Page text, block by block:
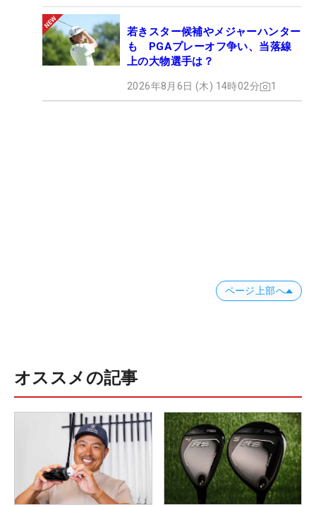
若きスター候補やメジャーハンター
も PGAプレーオフ争い、当落線
上の大物選手は？
2026年8月6日 (木) 14時02分 1
ページ上部へ
オススメの記事